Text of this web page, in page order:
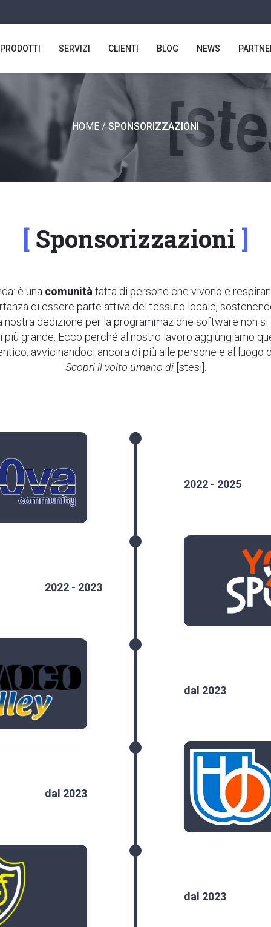
PRODOTTI SERVIZI CLIENTI BLOG NEWS
HOME / SPONSORIZZAZIONI
Sponsorizzazioni
è una comunità fatta di persone che vivono e
di essere parte attiva del tessuto locale,
nostra dedizione per la programmazione software non
grande. Ecco perché al nostro lavoro aggiungiamo
avvicinandoci ancora di più alle persone e al luogo
Scopri il volto umano di [stesi].
2022 - 2025
2022 - 2023
dal 2023
dal 2023
dal 2023